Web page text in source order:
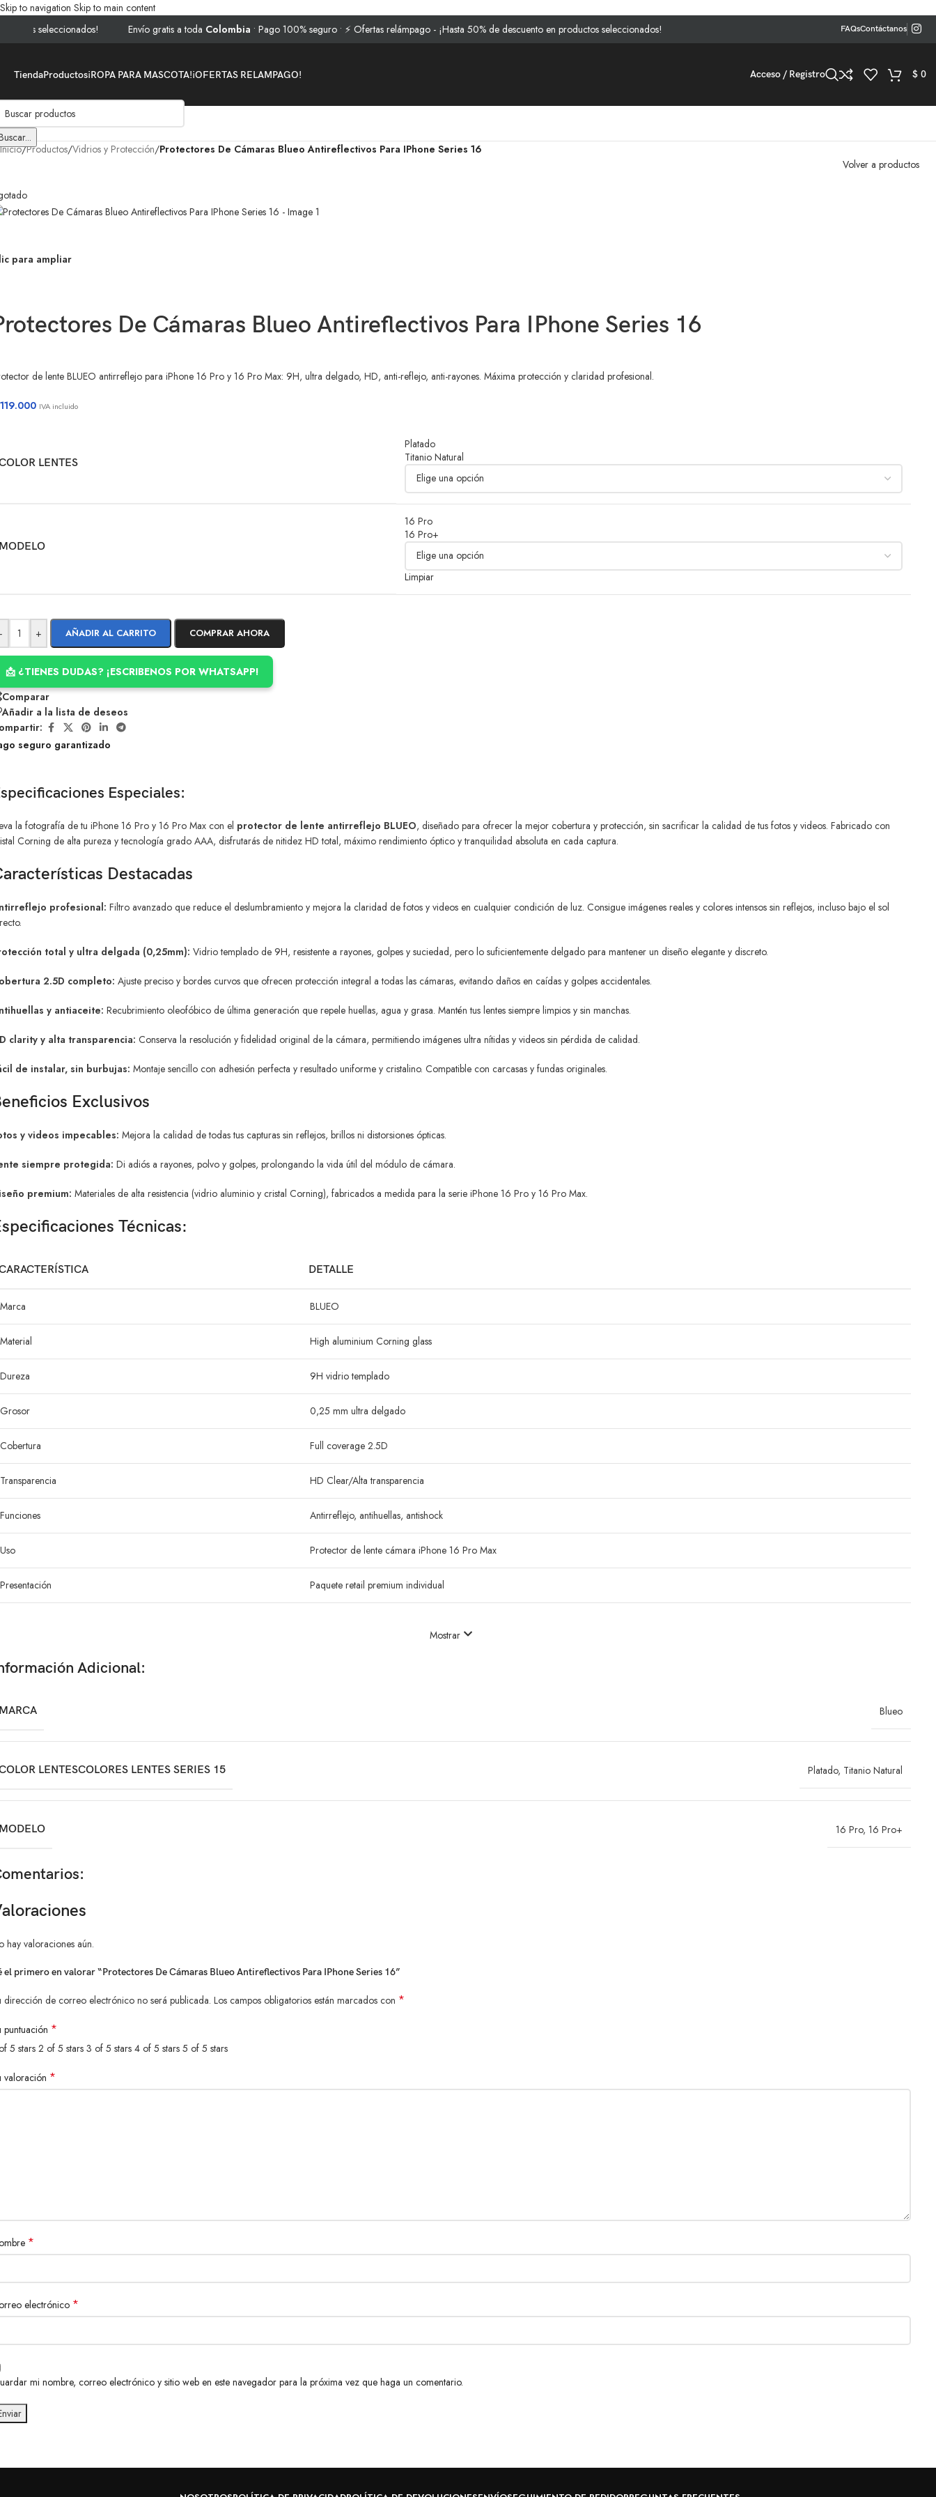
Skip to navigation Skip to main content
seleccionados!
Envío gratis a todaColombia• Pago 100% seguro • ⚡ Ofertas relámpago - ¡Hasta 50% de descuento en productos seleccionados! FAQsContáctanos
TiendaProductos¡ROPA PARA MASCOTA!¡OFERTAS RELAMPAGO! Acceso / Registro $ 0
Inicio/Productos/Vidrios y Protección/Protectores De Cámaras Blueo Antireflectivos Para IPhone Series 16
Volver a productos
para ampliar
De Cámaras Blueo Antireflectivos Para IPhone Series 16
de lente BLUEO antirreflejo para iPhone 16 Pro y 16 Pro Max: 9H, ultra delgado, HD, anti-reflejo, anti-rayones. Máxima protección y claridad profesional.
IVA incluido
LENTES
Platado
Titanio Natural
16 Pro
16 Pro+
Limpiar
+ AÑADIR AL CARRITO COMPRAR AHORA
📩 ¿TIENES DUDAS? ¡ESCRIBENOS POR WHATSAPP!
Comparar
Añadir a la lista de deseos
seguro garantizado
Especiales:
la fotografía de tu iPhone 16 Pro y 16 Pro Max con el protector de lente antirreflejo BLUEO, diseñado para ofrecer la mejor cobertura y protección, sin sacrificar la calidad de tus fotos y videos. Fabricado con
Corning de alta pureza y tecnología grado AAA, disfrutarás de nitidez HD total, máximo rendimiento óptico y tranquilidad absoluta en cada captura.
Destacadas
profesional: Filtro avanzado que reduce el deslumbramiento y mejora la claridad de fotos y videos en cualquier condición de luz. Consigue imágenes reales y colores intensos sin reflejos, incluso bajo el sol
total y ultra delgada (0,25mm): Vidrio templado de 9H, resistente a rayones, golpes y suciedad, pero lo suficientemente delgado para mantener un diseño elegante y discreto.
2.5D completo: Ajuste preciso y bordes curvos que ofrecen protección integral a todas las cámaras, evitando daños en caídas y golpes accidentales.
y antiaceite: Recubrimiento oleofóbico de última generación que repele huellas, agua y grasa. Mantén tus lentes siempre limpios y sin manchas.
clarity y alta transparencia: Conserva la resolución y fidelidad original de la cámara, permitiendo imágenes ultra nítidas y videos sin pérdida de calidad.
de instalar, sin burbujas: Montaje sencillo con adhesión perfecta y resultado uniforme y cristalino. Compatible con carcasas y fundas originales.
Exclusivos
y videos impecables: Mejora la calidad de todas tus capturas sin reflejos, brillos ni distorsiones ópticas.
siempre protegida: Di adiós a rayones, polvo y golpes, prolongando la vida útil del módulo de cámara.
premium: Materiales de alta resistencia (vidrio aluminio y cristal Corning), fabricados a medida para la serie iPhone 16 Pro y 16 Pro Max.
Técnicas:
DETALLE
Marca BLUEO
Material High aluminium Corning glass
Dureza 9H vidrio templado
Grosor 0,25 mm ultra delgado
Cobertura Full coverage 2.5D
Transparencia HD Clear/Alta transparencia
Funciones Antirreflejo, antihuellas, antishock
Uso Protector de lente cámara iPhone 16 Pro Max
Presentación Paquete retail premium individual
Mostrar
Adicional:
Blueo
LENTESCOLORES LENTES SERIES 15 Platado, Titanio Natural
16 Pro, 16 Pro+
hay valoraciones aún.
el primero en valorar “Protectores De Cámaras Blueo Antireflectivos Para IPhone Series 16”
dirección de correo electrónico no será publicada. Los campos obligatorios están marcados con *
puntuación *
5 stars 2 of 5 stars 3 of 5 stars 4 of 5 stars 5 of 5 stars
valoración *
*
electrónico *
mi nombre, correo electrónico y sitio web en este navegador para la próxima vez que haga un comentario.